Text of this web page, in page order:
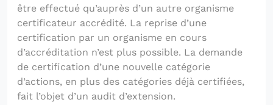
être effectué qu’auprès d’un autre organisme
certificateur accrédité. La reprise d’une
certification par un organisme en cours
d’accréditation n’est plus possible. La demande
de certification d’une nouvelle catégorie
d’actions, en plus des catégories déjà certifiées,
fait l’objet d’un audit d’extension.